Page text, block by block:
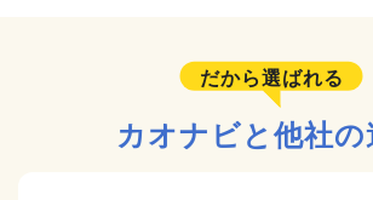
だから選ばれる
カオナビと他社の